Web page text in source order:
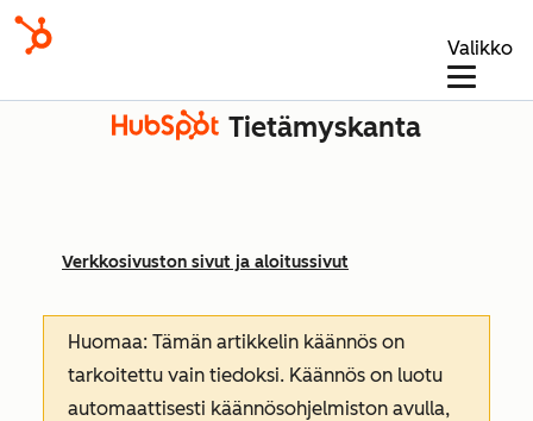
Valikko
Tietämyskanta
Verkkosivuston sivut ja aloitussivut
Huomaa: Tämän artikkelin käännös on
tarkoitettu vain tiedoksi. Käännös on luotu
automaattisesti käännösohjelmiston avulla,